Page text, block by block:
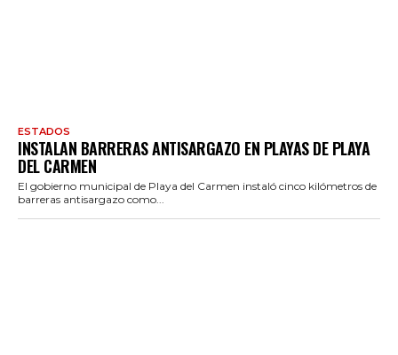
ESTADOS
INSTALAN BARRERAS ANTISARGAZO EN PLAYAS DE PLAYA
DEL CARMEN
El gobierno municipal de Playa del Carmen instaló cinco kilómetros de
barreras antisargazo como...